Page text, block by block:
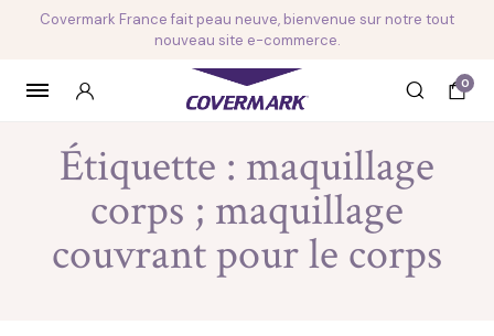
Covermark France fait peau neuve, bienvenue sur notre tout
nouveau site e-commerce.
0
Étiquette : maquillage
corps ; maquillage
couvrant pour le corps